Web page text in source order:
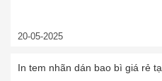
20-05-2025
In tem nhãn dán bao bì giá rẻ